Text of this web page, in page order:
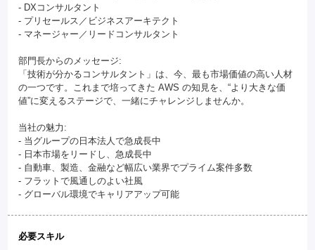
- DXコンサルタント
- プリセールス／ビジネスアーキテクト
- マネージャー／リードコンサルタント
部門長からのメッセージ:
「技術が分かるコンサルタント」は、今、最も市場価値の高い人材
の一つです。これまで培ってきた AWS の知見を、“より大きな価
値”に変えるステージで、一緒にチャレンジしませんか。
当社の魅力:
- 当グループの日本法人で急成長中
- 日本市場をリードし、急成長中
- 自動車、製造、金融など幅広い業界でプライム案件多数
- フラットで風通しのよい社風
- グローバル環境でキャリアアップ可能
必要スキル